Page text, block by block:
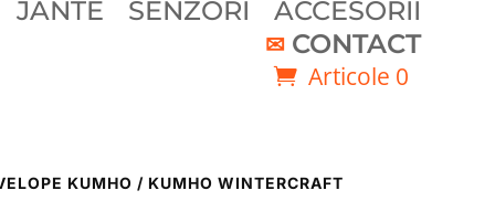
JANTE SENZORI
ACCESORII
CONTACT
Articole 0
KUMHO / KUMHO WINTERCRAFT